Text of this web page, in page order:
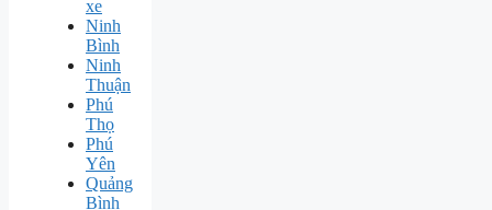
xe
Ninh
Bình
Ninh
Thuận
Phú
Thọ
Phú
Yên
Quảng
Bình